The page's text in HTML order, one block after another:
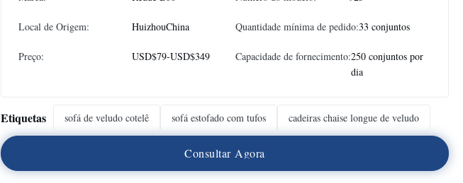
Local de Origem: HuizhouChina Quantidade mínima de pedido:33 conjuntos
Preço: USD$79-USD$349 Capacidade de fornecimento:250 conjuntos por
dia
Etiquetas sofá de veludo cotelê sofá estofado com tufos cadeiras chaise longue de veludo
Consultar Agora